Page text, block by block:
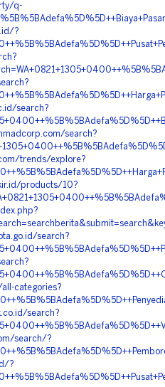
q-
?
search?
search?
trends/explore?
products/10?
search?
categories?
search?
search/?
?